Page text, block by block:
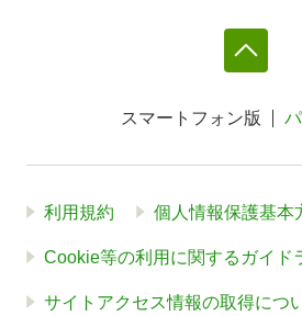
スマートフォン版
利用規約 個人情報保護基本
Cookie等の利用に関するガイド
サイトアクセス情報の取得につ